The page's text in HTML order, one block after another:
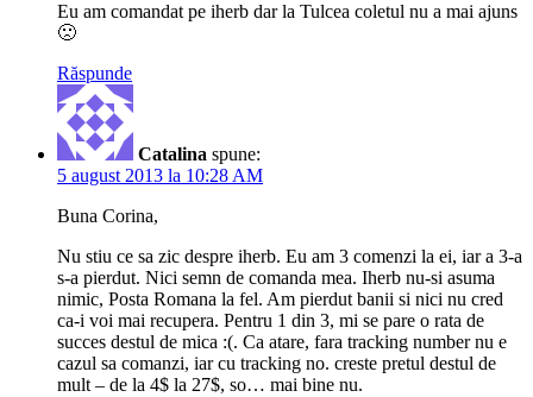
Eu am comandat pe iherb dar la Tulcea coletul nu a mai ajuns
🙁
Răspunde
Catalina spune:
5 august 2013 la 10:28 AM
Buna Corina,
Nu stiu ce sa zic despre iherb. Eu am 3 comenzi la ei, iar a 3-a
s-a pierdut. Nici semn de comanda mea. Iherb nu-si asuma
nimic, Posta Romana la fel. Am pierdut banii si nici nu cred
ca-i voi mai recupera. Pentru 1 din 3, mi se pare o rata de
succes destul de mica :(. Ca atare, fara tracking number nu e
cazul sa comanzi, iar cu tracking no. creste pretul destul de
mult – de la 4$ la 27$, so… mai bine nu.